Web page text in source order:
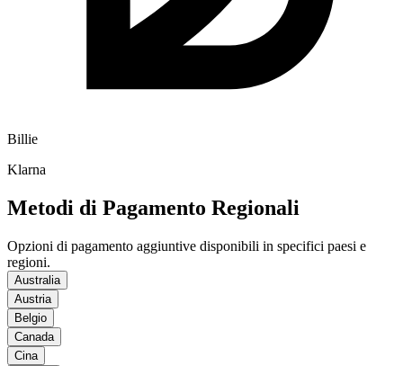
Billie
Klarna
Metodi di Pagamento Regionali
Opzioni di pagamento aggiuntive disponibili in specifici paesi e
regioni.
Australia
Austria
Belgio
Canada
Cina